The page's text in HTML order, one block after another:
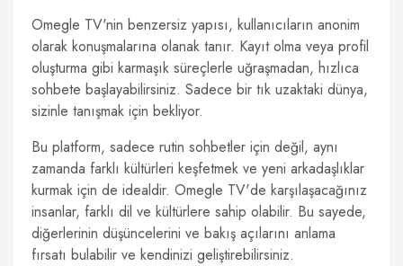
Omegle TV'nin benzersiz yapısı, kullanıcıların anonim
olarak konuşmalarına olanak tanır. Kayıt olma veya profil
oluşturma gibi karmaşık süreçlerle uğraşmadan, hızlıca
sohbete başlayabilirsiniz. Sadece bir tık uzaktaki dünya,
sizinle tanışmak için bekliyor.
Bu platform, sadece rutin sohbetler için değil, aynı
zamanda farklı kültürleri keşfetmek ve yeni arkadaşlıklar
kurmak için de idealdir. Omegle TV'de karşılaşacağınız
insanlar, farklı dil ve kültürlere sahip olabilir. Bu sayede,
diğerlerinin düşüncelerini ve bakış açılarını anlama
fırsatı bulabilir ve kendinizi geliştirebilirsiniz.